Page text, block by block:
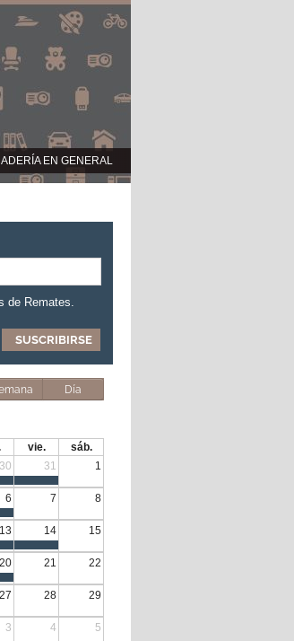
EN GENERAL
de Remates.
Día
vie.
sáb.
30 31 1
6 7 8
13 14 15
20 21 22
27 28 29
3 4 5